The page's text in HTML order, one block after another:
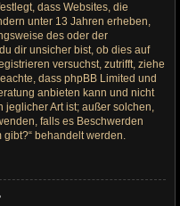
dass Websites, die
unter 13 Jahren erheben,
des oder der
dir unsicher bist, ob dies auf
versuchst, zutrifft, ziehe
dass phpBB Limited und
anbieten kann und nicht
Art ist; außer solchen,
falls es Beschwerden
behandelt werden.